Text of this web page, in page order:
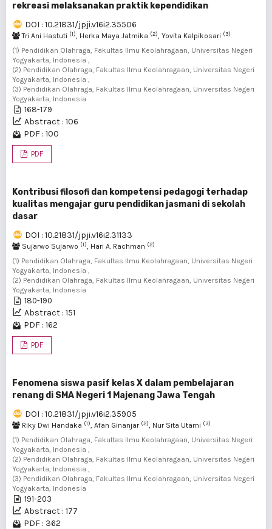
rekreasi melaksanakan praktik kependidikan
DOI : 10.21831/jpji.v16i2.35506
Tri Ani Hastuti (1), Herka Maya Jatmika (2), Yovita Kalpikosari (3)
(1) Pendidikan Olahraga, Fakultas Ilmu Keolahragaan, Universitas Negeri
Yogyakarta, Indonesia ,
(2) Pendidikan Olahraga, Fakultas Ilmu Keolahragaan, Universitas Negeri
Yogyakarta, Indonesia ,
(3) Pendidikan Olahraga, Fakultas Ilmu Keolahragaan, Universitas Negeri
Yogyakarta, Indonesia
168-179
Abstract : 106
PDF : 100
PDF
Kontribusi filosofi dan kompetensi pedagogi terhadap
kualitas mengajar guru pendidikan jasmani di sekolah
dasar
DOI : 10.21831/jpji.v16i2.31133
Sujarwo Sujarwo (1), Hari A. Rachman (2)
(1) Pendidikan Olahraga, Fakultas Ilmu Keolahragaan, Universitas Negeri
Yogyakarta, Indonesia ,
(2) Pendidikan Olahraga, Fakultas Ilmu Keolahragaan, Universitas Negeri
Yogyakarta, Indonesia
180-190
Abstract : 151
PDF : 162
PDF
Fenomena siswa pasif kelas X dalam pembelajaran
renang di SMA Negeri 1 Majenang Jawa Tengah
DOI : 10.21831/jpji.v16i2.35905
Riky Dwi Handaka (1), Afan Ginanjar (2), Nur Sita Utami (3)
(1) Pendidikan Olahraga, Fakultas Ilmu Keolahragaan, Universitas Negeri
Yogyakarta, Indonesia ,
(2) Pendidikan Olahraga, Fakultas Ilmu Keolahragaan, Universitas Negeri
Yogyakarta, Indonesia ,
(3) Pendidikan Olahraga, Fakultas Ilmu Keolahragaan, Universitas Negeri
Yogyakarta, Indonesia
191-203
Abstract : 177
PDF : 362